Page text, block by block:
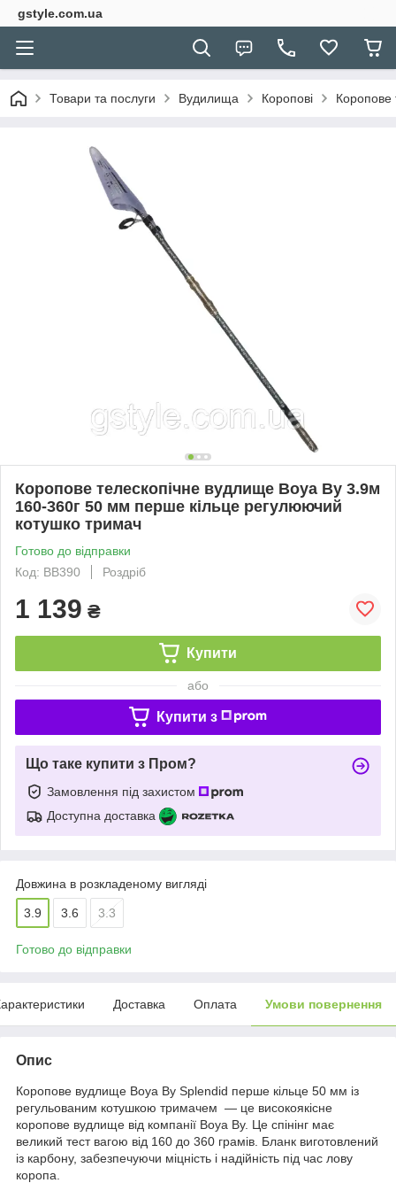
gstyle.com.ua
Товари та послуги Вудилища Коропові Коропове
Коропове телескопічне вудлище Boya By 3.9м
160-360г 50 мм перше кільце регулюючий
котушко тримач
Готово до відправки
Код: ВВ390
Роздріб
1 139 ₴
Купити
або
Купити з
Що таке купити з Пром?
Замовлення під захистом
Доступна доставка
Довжина в розкладеному вигляді
3.9 3.6 3.3
Готово до відправки
Доставка Оплата Умови повернення
Опис
Коропове вудлище Boya By Splendid перше кільце 50 мм із
регульованим котушкою тримачем — це високоякісне
коропове вудлище від компанії Boya By. Це спінінг має
великий тест вагою від 160 до 360 грамів. Бланк виготовлений
із карбону, забезпечуючи міцність і надійність під час лову
коропа.